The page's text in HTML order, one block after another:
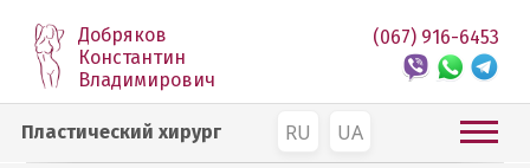
Добряков
Константин
Владимирович
RU UA
(067) 916-6453
Пластический хирург